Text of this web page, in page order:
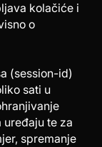
kolačiće i
o
(session-id)
sati u
te za
spremanje